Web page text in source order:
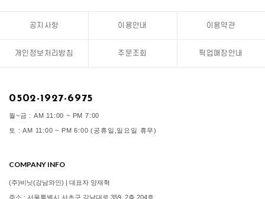
공지사항 이용안내 이용약관
개인정보처리방침 주문조회 픽업매장안내
0502-1927-6975
월~금 : AM 11:00 ~ PM 7:00
토 : AM 11:00 ~ PM 6:00 (공휴일,일요일 휴무)
COMPANY INFO
(주)비닛(강남와인) | 대표자 양재혁
주소 : 서울특별시 서초구 강남대로 359, 2층 204호